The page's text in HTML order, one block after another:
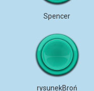
Spencer
rysunekBroń